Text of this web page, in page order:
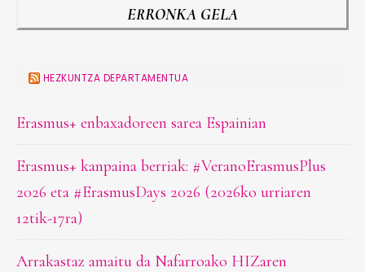
ERRONKA GELA
HEZKUNTZA DEPARTAMENTUA
Erasmus+ enbaxadoreen sarea Espainian
Erasmus+ kanpaina berriak: #VeranoErasmusPlus
2026 eta #ErasmusDays 2026 (2026ko urriaren
12tik-17ra)
Arrakastaz amaitu da Nafarroako HIZaren